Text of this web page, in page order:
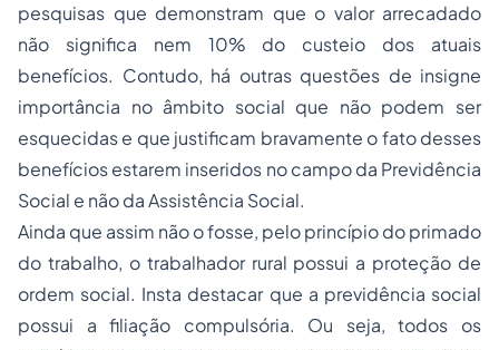
pesquisas que demonstram que o valor arrecadado
não significa nem 10% do custeio dos atuais
benefícios. Contudo, há outras questões de insigne
importância no âmbito social que não podem ser
esquecidas e que justificam bravamente o fato desses
benefícios estarem inseridos no campo da Previdência
Social e não da Assistência Social.
Ainda que assim não o fosse, pelo princípio do primado
do trabalho, o trabalhador rural possui a proteção de
ordem social. Insta destacar que a previdência social
possui afiliação compulsória. Ou seja, todos os